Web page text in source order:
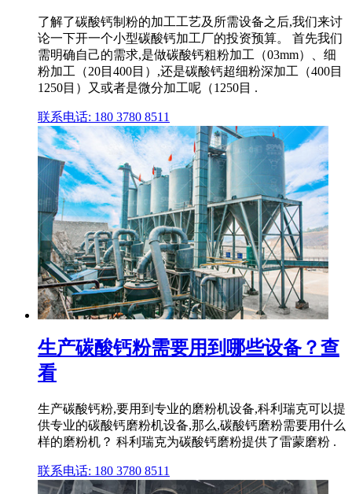
了解了碳酸钙制粉的加工工艺及所需设备之后,我们来讨
论一下开一个小型碳酸钙加工厂的投资预算。 首先我们
需明确自己的需求,是做碳酸钙粗粉加工（03mm）、细
粉加工（20目400目）,还是碳酸钙超细粉深加工（400目
1250目）又或者是微分加工呢（1250目 .
联系电话: 180 3780 8511
生产碳酸钙粉需要用到哪些设备？查
看
生产碳酸钙粉,要用到专业的磨粉机设备,科利瑞克可以提
供专业的碳酸钙磨粉机设备,那么,碳酸钙磨粉需要用什么
样的磨粉机？ 科利瑞克为碳酸钙磨粉提供了雷蒙磨粉 .
联系电话: 180 3780 8511